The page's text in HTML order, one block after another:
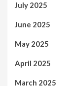
July 2025
June 2025
May 2025
April 2025
March 2025